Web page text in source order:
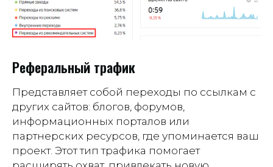
Реферальный трафик
Представляет собой переходы по ссылкам с
других сайтов: блогов, форумов,
информационных порталов или
партнерских ресурсов, где упоминается ваш
проект. Этот тип трафика помогает